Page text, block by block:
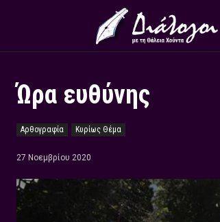
Ώρα ευθύνης
Αρθογραφία Κυρίως Θέμα
27 Νοεμβρίου 2020